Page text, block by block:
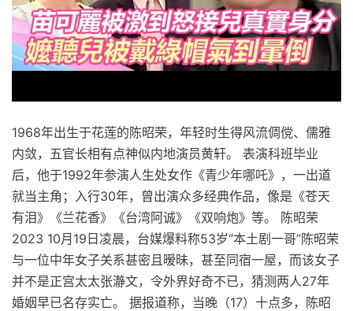
1968年出生于花莲的陈昭荣，年轻时生得风流倜傥、儒雅
内敛，五官长相有点神似内地演员黄轩。 表演科班毕业
后，他于1992年参演人生处女作《青少年哪吒》，一出道
就当主角；入行30年，曾出演众多经典作品，像是《苍天
有泪》《兰花香》《台湾阿诚》《双响炮》等。 陈昭荣
2023 10月19日凌晨，台媒爆料称53岁“本土剧一哥”陈昭荣
与一位中年女子关系甚密且暧昧，甚至同宿一屋，而该女子
并不是正宫太太张瀞文，令外界好奇不已，猜测两人27年
婚姻早已名存实亡。 据报道称，当晚（17）十点多，陈昭